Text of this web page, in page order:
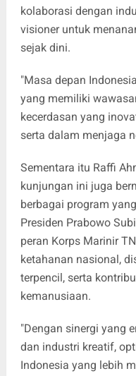
kolaborasi dengan
visioner untuk
sejak dini.
"Masa depan
yang memiliki
kecerdasan yang
serta dalam menjaga
Sementara itu Raffi
kunjungan ini juga
berbagai program
Presiden Prabowo
peran Korps Marinir
ketahanan nasional,
terpencil, serta
kemanusiaan.
"Dengan sinergi yang
dan industri kreatif,
Indonesia yang lebih